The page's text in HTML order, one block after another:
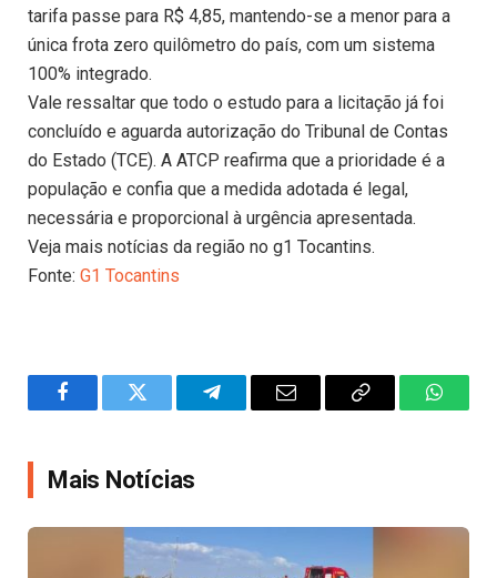
tarifa passe para R$ 4,85, mantendo-se a menor para a
única frota zero quilômetro do país, com um sistema
100% integrado.
Vale ressaltar que todo o estudo para a licitação já foi
concluído e aguarda autorização do Tribunal de Contas
do Estado (TCE). A ATCP reafirma que a prioridade é a
população e confia que a medida adotada é legal,
necessária e proporcional à urgência apresentada.
Veja mais notícias da região no g1 Tocantins.
Fonte: G1 Tocantins
FacebookTwitter TelegramEmail
Copy
Mais Notícias